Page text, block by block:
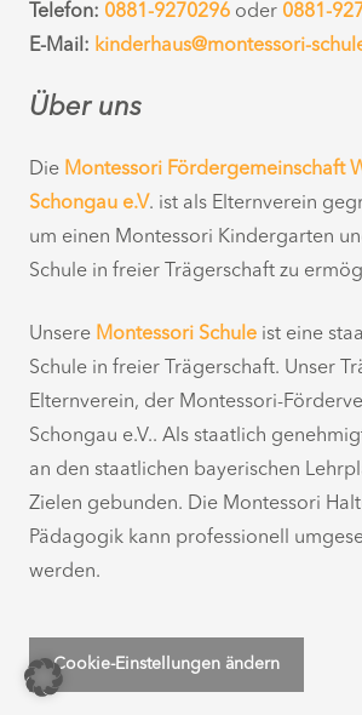
Telefon: 0881-9270296 oder 0881-
E-Mail: kinderhaus@montessori-
Über uns
Die Montessori Fördergemeinschaft
Schongau e.V. ist als Elternverein
um einen Montessori Kindergarten
Schule in freier Trägerschaft zu
Unsere Montessori Schule ist eine
Schule in freier Trägerschaft. Unser
Elternverein, der Montessori-
Schongau e.V.. Als staatlich
an den staatlichen bayerischen
Zielen gebunden. Die Montessori
Pädagogik kann professionell
werden.
Cookie-Einstellungen ändern